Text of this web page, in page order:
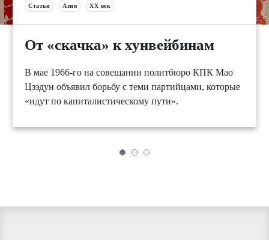
Статьи Азия XX век
От «скачка» к хунвейбинам
В мае 1966-го на совещании политбюро КПК Мао
Цзэдун объявил борьбу с теми партийцами, которые
«идут по капиталистическому пути».